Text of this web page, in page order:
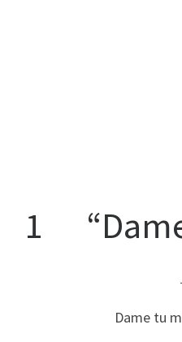
1
Dame tu